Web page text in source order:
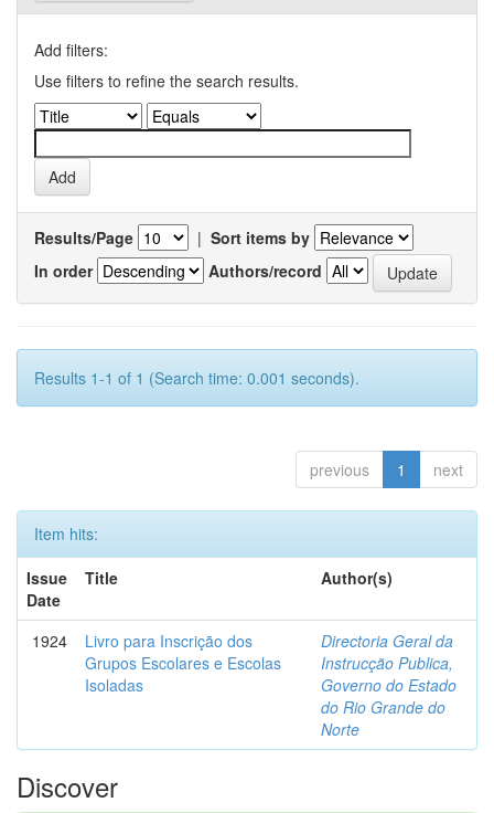
Add filters:
Use filters to refine the search results.
Results/Page | Sort items by
In order
Authors/record
Results 1-1 of 1 (Search time: 0.001 seconds).
previous 1 next
Item hits:
Issue
Date
Title Author(s)
1924
Livro para Inscrição dos
Grupos Escolares e Escolas
Isoladas
Directoria Geral da
Instrucção Publica,
Governo do Estado
do Rio Grande do
Norte
Discover